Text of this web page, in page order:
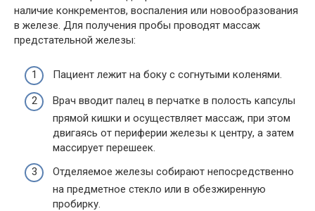
наличие конкрементов, воспаления или новообразования
в железе. Для получения пробы проводят массаж
предстательной железы:
Пациент лежит на боку с согнутыми коленями.
Врач вводит палец в перчатке в полость капсулы
прямой кишки и осуществляет массаж, при этом
двигаясь от периферии железы к центру, а затем
массирует перешеек.
Отделяемое железы собирают непосредственно
на предметное стекло или в обезжиренную
пробирку.